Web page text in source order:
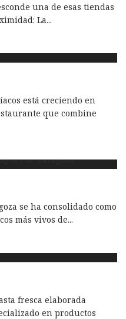
una de esas tiendas
La...
está creciendo en
que combine
se ha consolidado como
más vivos de...
fresca elaborada
en productos